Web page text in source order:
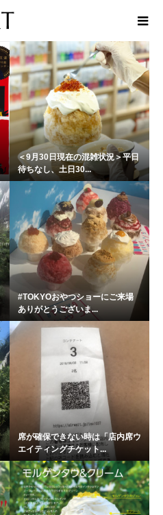
＜9月30日現在の混雑状況＞平日
待ちなし、土日30...
#TOKYOおやつショーにご来場
ありがとうございま...
席が確保できない時は「店内席ウ
エイティングチケット...